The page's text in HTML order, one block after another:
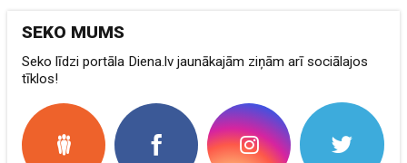
SEKO MUMS
Seko līdzi portāla Diena.lv jaunākajām ziņām arī sociālajos
tīklos!